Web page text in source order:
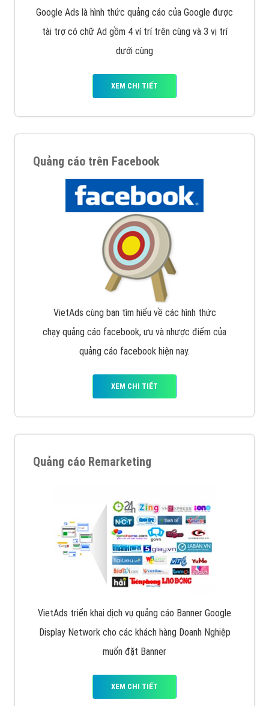
Google Ads là hình thức quảng cáo của Google được
tài trợ có chữ Ad gồm 4 ví trí trên cùng và 3 vị trí
dưới cùng
XEM CHI TIẾT
Quảng cáo trên Facebook
VietAds cùng bạn tìm hiểu về các hình thức
chạy quảng cáo facebook, ưu và nhược điểm của
quảng cáo facebook hiện nay.
XEM CHI TIẾT
Quảng cáo Remarketing
VietAds triển khai dịch vụ quảng cáo Banner Google
Display Network cho các khách hàng Doanh Nghiệp
muốn đặt Banner
XEM CHI TIẾT